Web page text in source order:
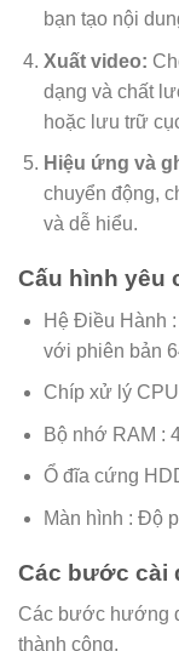
bạn tạo nội
Xuất video:
dạng và chất
hoặc lưu trữ
Hiệu ứng và
chuyển động,
và dễ hiểu.
Cấu hình yêu
Hệ Điều Hành
với phiên bản
Chíp xử lý
Bộ nhớ RAM :
Ổ đĩa cứng
Màn hình : Độ
Các bước cài
Các bước hướng
thành công.